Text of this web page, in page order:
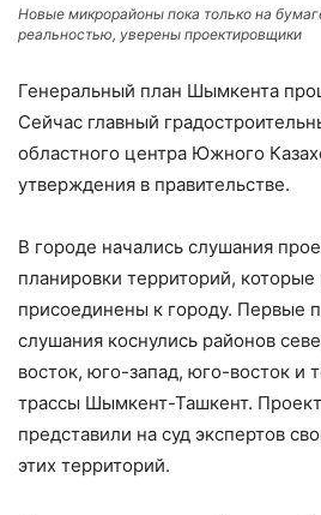
Новые микрорайоны пока только на
реальностью, уверены проектировщики
Генеральный план Шымкента
Сейчас главный
областного центра Южного
утверждения в правительстве.
В городе начались слушания
планировки территорий,
присоединены к городу. Первые
слушания коснулись районов
восток, юго-запад, юго-восток и
трассы Шымкент-Ташкент.
представили на суд экспертов
этих территорий.